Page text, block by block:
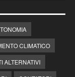
CLIMATICO
ALTERNATIVI